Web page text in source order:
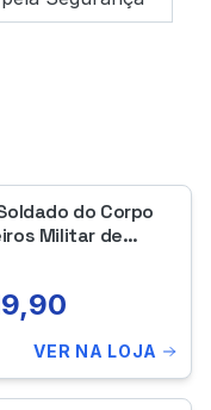
do Corpo
Militar de
VER NA LOJA